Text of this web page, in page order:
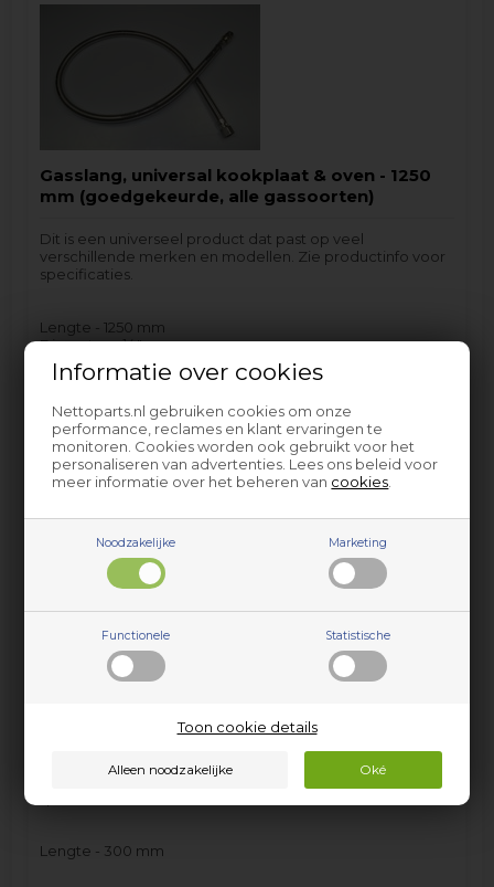
Informatie over cookies
Nettoparts.nl gebruiken cookies om onze
performance, reclames en klant ervaringen te
monitoren. Cookies worden ook gebruikt voor het
personaliseren van advertenties. Lees ons beleid voor
meer informatie over het beheren van cookies
Noodzakelijke Marketing
Functionele Statistische
Toon cookie details
Gasslang, universal kookplaat & oven - 1250
mm (goedgekeurde, alle gassoorten)
Dit is een universeel product dat past op veel
verschillende merken en modellen. Zie productinfo voor
specificaties.
Lengte - 1250 mm
Diameter - ½"
incl. BTW
Op voorraad ( Lev. 2-3 weekdagen.).
mm (goedgekeurde, alle gassoorten)
Dit is een universeel product dat past op veel
verschillende merken en modellen. Zie productinfo voor
Lengte - 300 mm